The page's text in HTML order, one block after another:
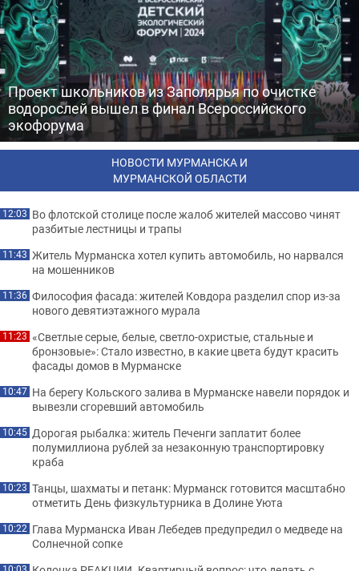
Проект школьников из Заполярья по очистке
водорослей вышел в финал Всероссийского
экофорума
НОВОСТИ МУРМАНСКА И
МУРМАНСКОЙ ОБЛАСТИ
12:03 Во флотской столице после жалоб жителей массово чинят
разбитые лестницы и трапы
11:43 Житель Мурманска хотел купить автомобиль, но нарвался
на мошенников
11:36 Философия фасада: жителей Ковдора разделил спор из-за
нового девятиэтажного мурала
11:23 «Светлые серые, белые, светло-охристые, стальные и
бронзовые»: Стало известно, в какие цвета будут красить
фасады домов в Мурманске
10:47 На берегу Кольского залива в Мурманске навели порядок и
вывезли сгоревший автомобиль
10:45 Дорогая рыбалка: житель Печенги заплатит более
полумиллиона рублей за незаконную транспортировку
краба
10:23 Танцы, шахматы и петанк: Мурманск готовится масштабно
отметить День физкультурника в Долине Уюта
10:22 Глава Мурманска Иван Лебедев предупредил о медведе на
Солнечной сопке